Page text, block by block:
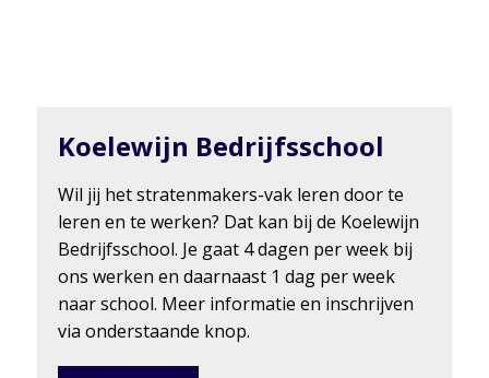
Koelewijn Bedrijfsschool
Wil jij het stratenmakers-vak leren door te
leren en te werken? Dat kan bij de Koelewijn
Bedrijfsschool. Je gaat 4 dagen per week bij
ons werken en daarnaast 1 dag per week
naar school. Meer informatie en inschrijven
via onderstaande knop.